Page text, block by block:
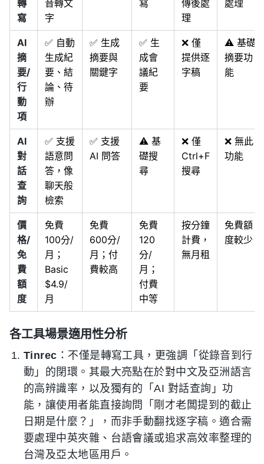
轉
寫
音轉文
字
寫
傳後處
理
處理
AI
摘
要/
行
動
項
✅ 自動
生成紀
要、結
論、待
辦
✅ 生成
摘要與
關鍵字
✅ 生
成會
議紀
要
❌ 僅
提供逐
字稿
⚠️ 基礎
摘要功
能
AI
對
話
查
詢
✅ 支援
語意問
答，像
聊天般
檢索
✅ 支援
AI 問答
⚠️ 基
礎搜
尋
❌ 僅
Ctrl+F
搜尋
❌ 無此
功能
價
格/
免
費
額
度
免費
100分/
月；
Basic
$4.9/
月
免費
600分/
月；付
費較高
免費
120
分/
月；
付費
中等
按分鐘
計費，
無月租
免費額
度較少
各工具場景適用性分析
Tinrec ：不僅是轉寫工具，更強調「從錄音到行
動」的閉環。其最大亮點在於對中文及亞洲語言
的高辨識率，以及獨有的「AI 對話查詢」功
能，讓使用者能直接詢問「剛才老闆提到的截止
日期是什麼？」，而非手動翻找逐字稿。適合需
要處理中英夾雜、台語會議或追求高效率整理的
台灣及亞太地區用戶。